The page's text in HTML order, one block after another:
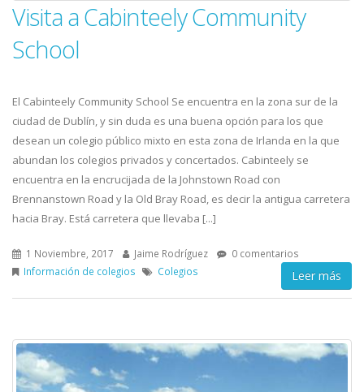
Visita a Cabinteely Community
School
El Cabinteely Community School Se encuentra en la zona sur de la
ciudad de Dublín, y sin duda es una buena opción para los que
desean un colegio público mixto en esta zona de Irlanda en la que
abundan los colegios privados y concertados. Cabinteely se
encuentra en la encrucijada de la Johnstown Road con
Brennanstown Road y la Old Bray Road, es decir la antigua carretera
hacia Bray. Está carretera que llevaba [...]
1 Noviembre, 2017 Jaime Rodríguez
0 comentarios
Información de colegios
Colegios Leer más